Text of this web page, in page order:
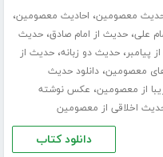
معصومین، احادیث معصومین،
علی،حدیث از امام صادق،حدیث
پیامبر،حدیث دو زبانه،حدیث از
معصومین،دانلود حدیث
از معصومین، عکس نوشته
اخلاقی از معصومین
دانلود کتاب